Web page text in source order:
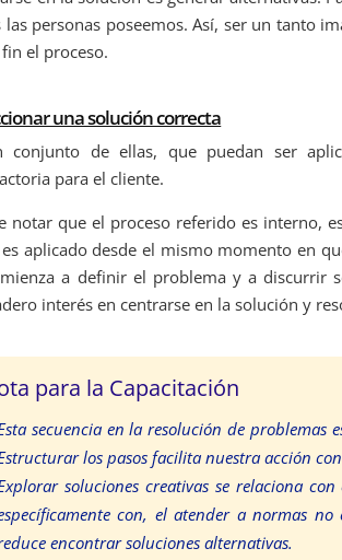
las personas poseemos. Así, ser un tanto
el proceso.
una solución correcta
conjunto de ellas, que puedan ser
para el cliente.
notar que el proceso referido es interno,
aplicado desde el mismo momento en
a definir el problema y a discurrir
interés en centrarse en la solución y
para la Capacitación
secuencia en la resolución de
los pasos facilita nuestra acción
soluciones creativas se relaciona con
con, el atender a normas
encontrar soluciones alternativas.